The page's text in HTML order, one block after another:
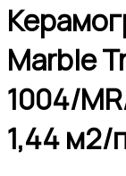
Marble
1004/
1,44 м2/